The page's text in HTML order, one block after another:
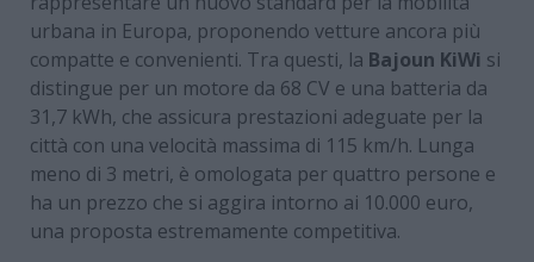
urbana in Europa, proponendo vetture ancora più
compatte e convenienti. Tra questi, la Bajoun KiWi si
distingue per un motore da 68 CV e una batteria da
31,7 kWh, che assicura prestazioni adeguate per la
città con una velocità massima di 115 km/h. Lunga
meno di 3 metri, è omologata per quattro persone e
ha un prezzo che si aggira intorno ai 10.000 euro,
una proposta estremamente competitiva.